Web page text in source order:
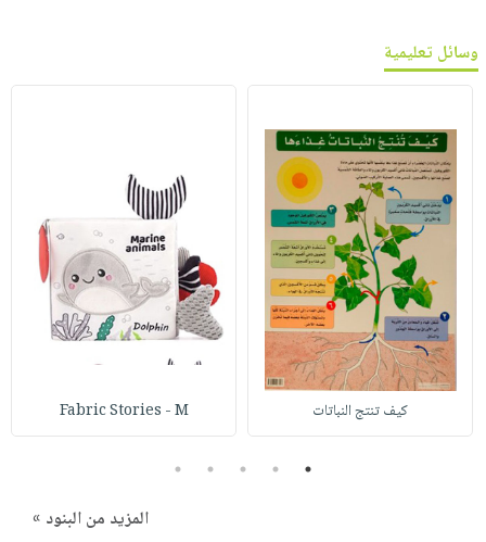
وسائل تعليمية
كيف تنتج النباتات Fabric Stories - M
1
2
3
4
5
المزيد من البنود »